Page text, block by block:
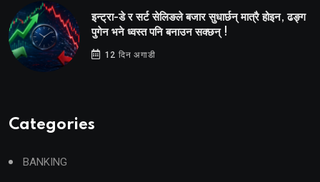
इन्ट्रा-डे र सर्ट सेलिङले बजार सुधार्छन् मात्रै होइन, ढङ्ग
पुगेन भने ध्वस्त पनि बनाउन सक्छन् !
12 दिन अगाडी
Categories
BANKING